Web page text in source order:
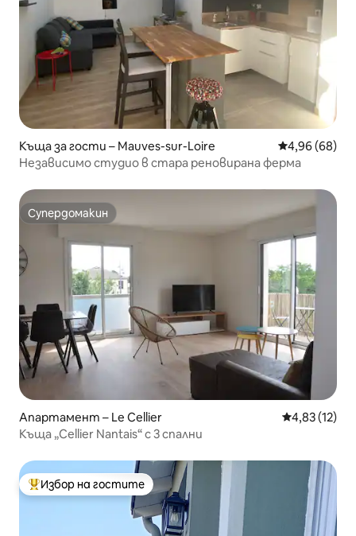
Къща за гости – Mauves-sur-Loire Средна
4,96 (68)
Независимо студио в стара реновирана ферма
Супердомакин
Супердомакин
Апартамент – Le Cellier Средна
4,83 (12)
Къща „Cellier Nantais“ с 3 спални
Най-популярен избор на гостите
Избор на гостите